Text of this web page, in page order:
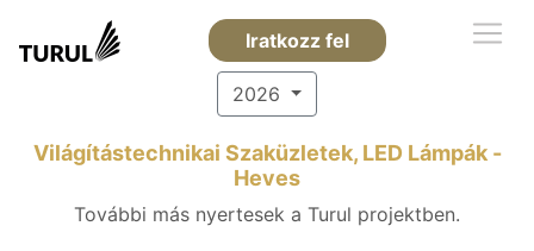
Iratkozz fel
2026
Világítástechnikai Szaküzletek, LED Lámpák -
Heves
További más nyertesek a Turul projektben.